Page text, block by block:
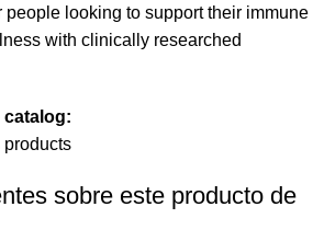
looking to support their immune
with clinically researched
catalog:
sobre este producto de